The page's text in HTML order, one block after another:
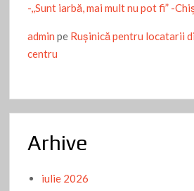
-,,Sunt iarbă, mai mult nu pot fi” -
admin pe Ruşinică pentru locatarii
centru
Arhive
iulie 2026